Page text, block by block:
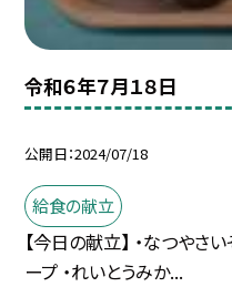
令和６年７月１８日
公開日 2024/07/18
給食の献立
【今日の献立】 ・なつやさ
ープ ・れいとうみか...